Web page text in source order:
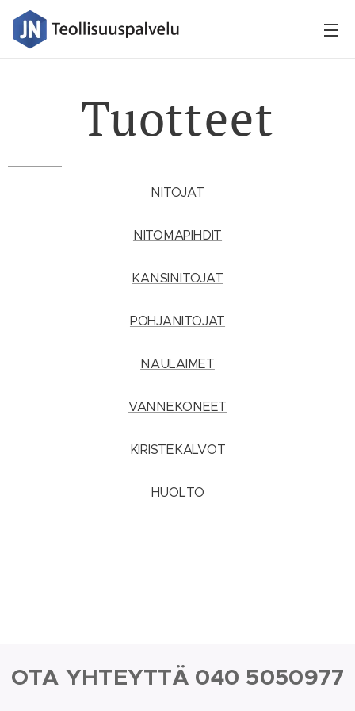
Tuotteet
NITOJAT
NITOMAPIHDIT
KANSINITOJAT
POHJANITOJAT
NAULAIMET
VANNEKONEET
KIRISTEKALVOT
HUOLTO
OTA YHTEYTTÄ 040 5050977